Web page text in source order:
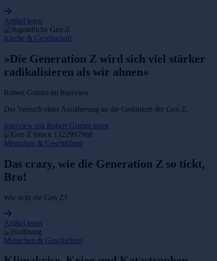
Artikel lesen
Kirche & Gesellschaft
»Die Generation Z wird sich viel stärker
radikalisieren als wir ahnen«
Robert Grimm im Interview
Der Versuch einer Annäherung an die Gedanken der Gen Z.
Interview mit Robert Grimm lesen
Menschen & Geschichten
Das crazy, wie die Generation Z so tickt,
Bro!
Wie tickt die Gen Z?
Artikel lesen
Menschen & Geschichten